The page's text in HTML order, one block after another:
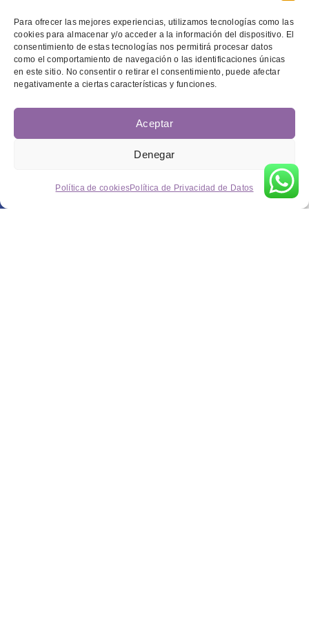
Para ofrecer las mejores experiencias, utilizamos tecnologías como las
cookies para almacenar y/o acceder a la información del dispositivo. El
consentimiento de estas tecnologías nos permitirá procesar datos
como el comportamiento de navegación o las identificaciones únicas
en este sitio. No consentir o retirar el consentimiento, puede afectar
negativamente a ciertas características y funciones.
Aceptar
Denegar
Política de cookiesPolítica de Privacidad de Datos